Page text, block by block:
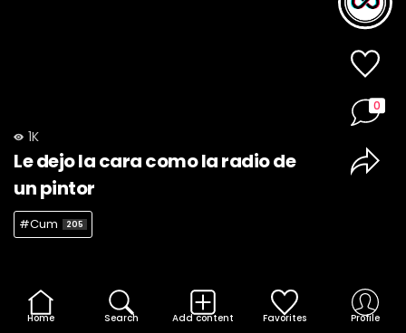
1K
Le dejo la cara como la radio de
un pintor
#Cum 205
0
Home Search Add content Favorites Profile